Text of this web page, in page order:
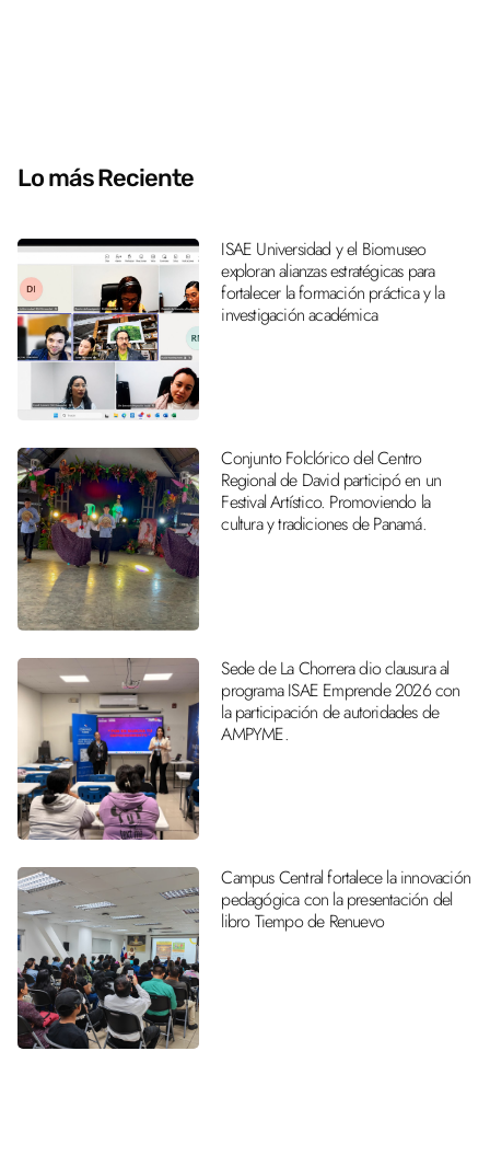
Lo más Reciente
ISAE Universidad y el Biomuseo
exploran alianzas estratégicas para
fortalecer la formación práctica y la
investigación académica
Conjunto Folclórico del Centro
Regional de David participó en un
Festival Artístico. Promoviendo la
cultura y tradiciones de Panamá.
Sede de La Chorrera dio clausura al
programa ISAE Emprende 2026 con
la participación de autoridades de
AMPYME.
Campus Central fortalece la innovación
pedagógica con la presentación del
libro Tiempo de Renuevo